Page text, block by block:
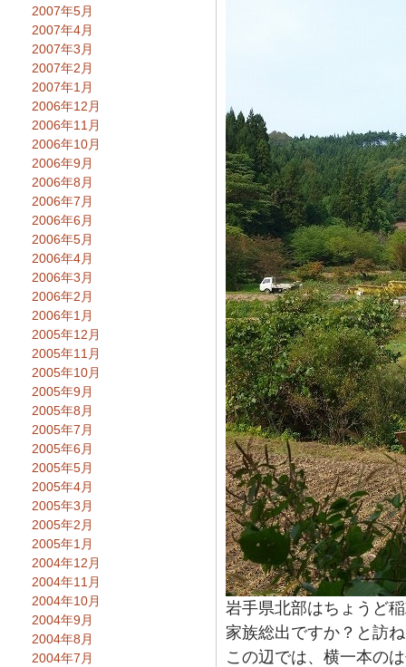
岩手県北部はちょうど
家族総出ですか？と訪
この辺では、横一本の
2007年5月
2007年4月
2007年3月
2007年2月
2007年1月
2006年12月
2006年11月
2006年10月
2006年9月
2006年8月
2006年7月
2006年6月
2006年5月
2006年4月
2006年3月
2006年2月
2006年1月
2005年12月
2005年11月
2005年10月
2005年9月
2005年8月
2005年7月
2005年6月
2005年5月
2005年4月
2005年3月
2005年2月
2005年1月
2004年12月
2004年11月
2004年10月
2004年9月
2004年8月
2004年7月